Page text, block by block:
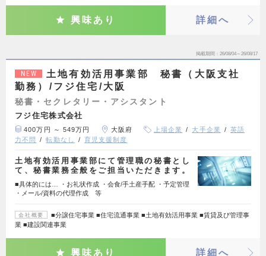
興味あり 詳細へ
掲載期間 26/08/04～26/08/17
NEW
土地有効活用事業部 秘書（大阪支社
勤務）/フジ住宅/大阪
秘書・セクレタリー・アシスタント
フジ住宅株式会社
400万円 ～ 549万円 大阪府 上場企業 大手企業
英語
力不問
転勤なし 育児支援制度
土地有効活用事業部にて管理職の秘書とし
て、秘書業務全般をご担当いただきます。
■具体的には… ・お礼状作成 ・会食/手土産手配 ・予定管理
・メール/資料の代理作成 等
会社概要
■分譲住宅事業 ■住宅流通事業 ■土地有効活用事業 ■賃貸及び管理事
業 ■建設関連事業
興味あり 詳細へ